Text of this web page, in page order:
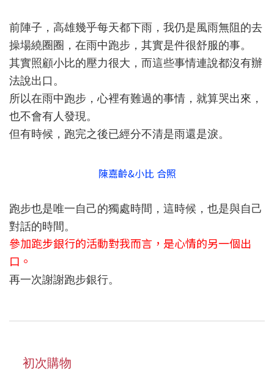
前陣子，高雄幾乎每天都下雨，我仍是風雨無阻的去
操場繞圈圈，在雨中跑步，其實是件很舒服的事。
其實照顧小比的壓力很大，而這些事情連說都沒有辦
法說出口。
所以在雨中跑步，心裡有難過的事情，就算哭出來，
也不會有人發現。
但有時候，跑完之後已經分不清是雨還是淚。
陳嘉齡&小比 合照
跑步也是唯一自己的獨處時間，這時候，也是與自己
對話的時間。
參加跑步銀行的活動對我而言，是心情的另一個出
口。
再一次謝謝跑步銀行。
初次購物